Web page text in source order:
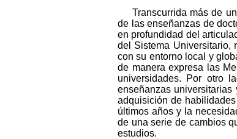
Transcurrida más de
de las enseñanzas de
en profundidad del
del Sistema Universitario,
con su entorno local y
de manera expresa las
universidades. Por otro
enseñanzas
adquisición de
últimos años y la
de una serie de cambios
estudios.